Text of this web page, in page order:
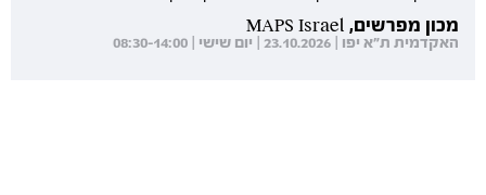
מכון מפרשים, MAPS Israel
האקדמית ת"א יפו | 23.10.2026 | יום שישי | 08:30-14:00